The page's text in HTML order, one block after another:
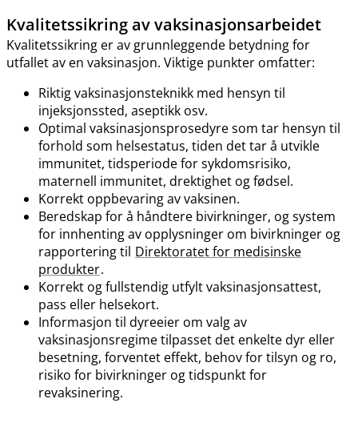
Kvalitetssikring av vaksinasjonsarbeidet
Kvalitetssikring er av grunnleggende betydning for
utfallet av en vaksinasjon. Viktige punkter omfatter:
Riktig vaksinasjonsteknikk med hensyn til
injeksjonssted, aseptikk osv.
Optimal vaksinasjonsprosedyre som tar hensyn til
forhold som helsestatus, tiden det tar å utvikle
immunitet, tidsperiode for sykdomsrisiko,
maternell immunitet, drektighet og fødsel.
Korrekt oppbevaring av vaksinen.
Beredskap for å håndtere bivirkninger, og system
for innhenting av opplysninger om bivirkninger og
rapportering til Direktoratet for medisinske
produkter.
Korrekt og fullstendig utfylt vaksinasjonsattest,
pass eller helsekort.
Informasjon til dyreeier om valg av
vaksinasjonsregime tilpasset det enkelte dyr eller
besetning, forventet effekt, behov for tilsyn og ro,
risiko for bivirkninger og tidspunkt for
revaksinering.